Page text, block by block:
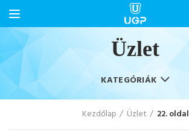
Üzlet
KATEGÓRIÁK
Kezdőlap Üzlet 22. oldal